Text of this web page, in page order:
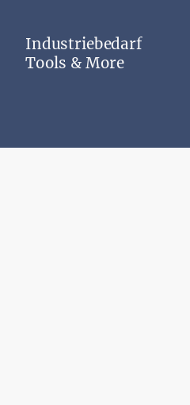
Industriebedarf
Tools & More